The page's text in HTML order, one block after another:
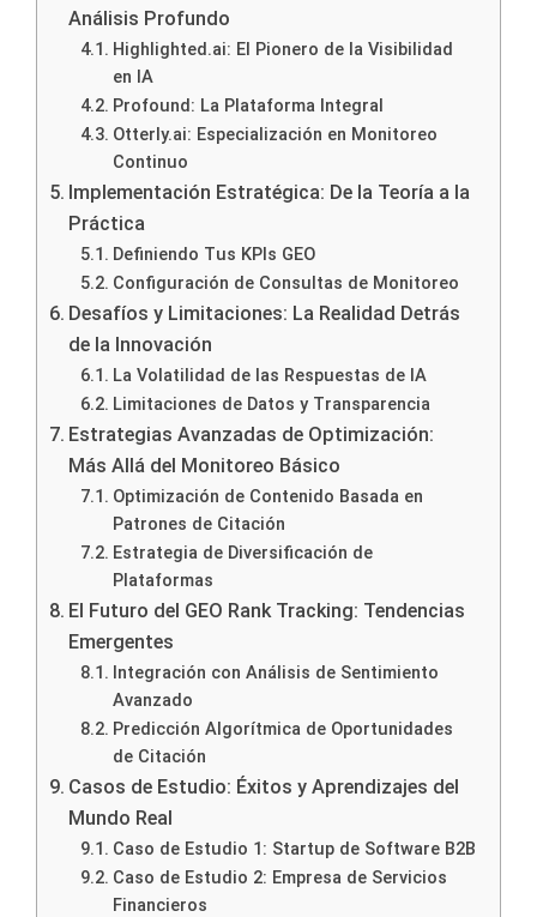
Análisis Profundo
Highlighted.ai: El Pionero de la Visibilidad
en IA
Profound: La Plataforma Integral
Otterly.ai: Especialización en Monitoreo
Continuo
Implementación Estratégica: De la Teoría a la
Práctica
Definiendo Tus KPIs GEO
Configuración de Consultas de Monitoreo
Desafíos y Limitaciones: La Realidad Detrás
de la Innovación
La Volatilidad de las Respuestas de IA
Limitaciones de Datos y Transparencia
Estrategias Avanzadas de Optimización:
Más Allá del Monitoreo Básico
Optimización de Contenido Basada en
Patrones de Citación
Estrategia de Diversificación de
Plataformas
El Futuro del GEO Rank Tracking: Tendencias
Emergentes
Integración con Análisis de Sentimiento
Avanzado
Predicción Algorítmica de Oportunidades
de Citación
Casos de Estudio: Éxitos y Aprendizajes del
Mundo Real
Caso de Estudio 1: Startup de Software B2B
Caso de Estudio 2: Empresa de Servicios
Financieros